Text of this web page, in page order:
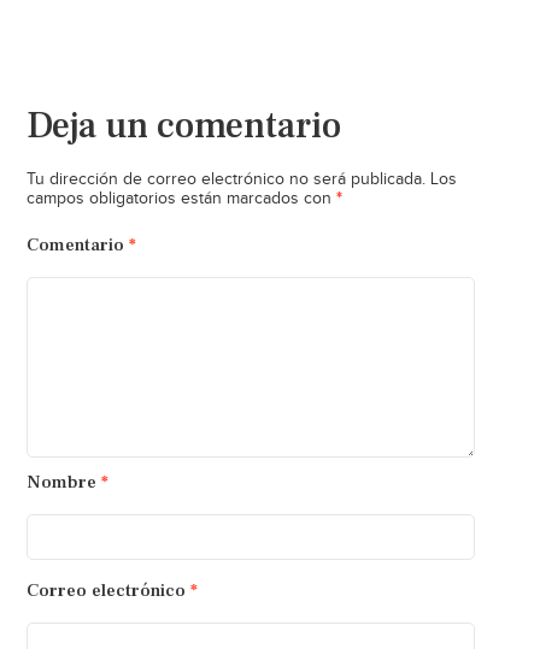
Deja un comentario
Tu dirección de correo electrónico no será publicada. Los
campos obligatorios están marcados con *
Comentario *
Nombre *
Correo electrónico *